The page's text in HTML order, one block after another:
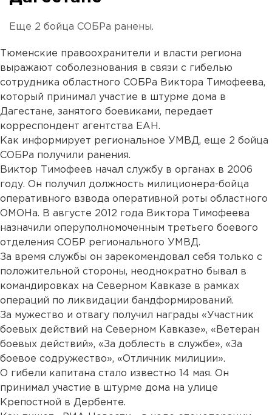
Еще 2 бойца СОБРа ранены.
Тюменские правоохранители и власти региона
выражают соболезнования в связи с гибелью
сотрудника областного СОБРа Виктора Тимофеева,
который принимал участие в штурме дома в
Дагестане, занятого боевиками, передает
корреспондент агентства ЕАН.
Как информирует региональное УМВД, еще 2 бойца
СОБРа получили ранения.
Виктор Тимофеев начал службу в органах в 2006
году. Он получил должность милиционера-бойца
оперативного взвода оперативной роты областного
ОМОНа. В августе 2012 года Виктора Тимофеева
назначили оперуполномоченным третьего боевого
отделения СОБР регионального УМВД.
За время службы он зарекомендовал себя только с
положительной стороны, неоднократно бывал в
командировках на Северном Кавказе в рамках
операций по ликвидации бандформирований.
За мужество и отвагу получил награды «Участник
боевых действий на Северном Кавказе», «Ветеран
боевых действий», «За доблесть в службе», «За
боевое содружество», «Отличник милиции».
О гибели капитана стало известно 14 мая. Он
принимал участие в штурме дома на улице
Крепостной в Дербенте.